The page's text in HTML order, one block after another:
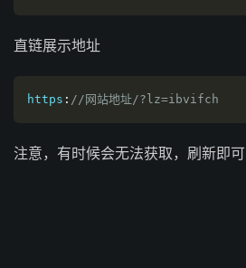
直链展示地址
https : //网站地址/?lz=ibvifch
注意，有时候会无法获取，刷新即可